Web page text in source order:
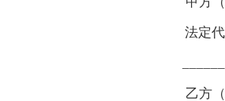
法定代表
______
乙方（